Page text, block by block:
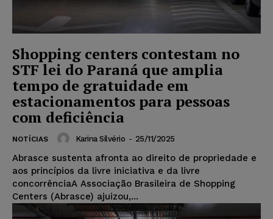
Shopping centers contestam no
STF lei do Paraná que amplia
tempo de gratuidade em
estacionamentos para pessoas
com deficiência
NOTÍCIAS Karina Silvério - 25/11/2025
Abrasce sustenta afronta ao direito de propriedade e
aos princípios da livre iniciativa e da livre
concorrênciaA Associação Brasileira de Shopping
Centers (Abrasce) ajuizou,...